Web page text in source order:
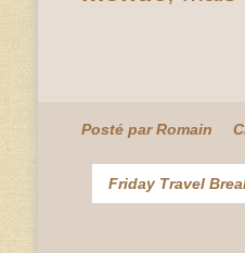
Posté par Romain
Friday Travel